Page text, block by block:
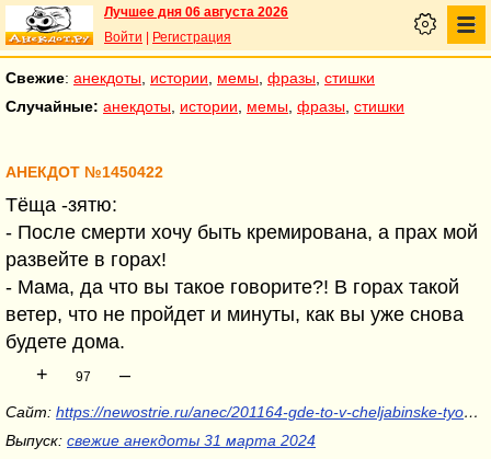
Лучшее дня 06 августа 2026
Войти
Регистрация
Свежие: анекдоты истории мемы фразы стишки
Случайные: анекдоты истории мемы фразы стишки
АНЕКДОТ №1450422
Тёща -зятю:
- После смерти хочу быть кремирована, а прах мой
развейте в горах!
- Мама, да что вы такое говорите?! В горах такой
ветер, что не пройдет и минуты, как вы уже снова
будете дома.
+
97 –
Сайт: https://newostrie.ru/anec/201164-gde-to-v-cheljabinske-tyoscha.html
Выпуск: свежие анекдоты 31 марта 2024